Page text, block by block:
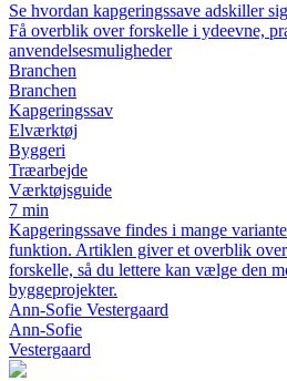
Se hvordan kapgeringssave adskiller
Få overblik over forskelle i ydeevne,
anvendelsesmuligheder
Branchen
Branchen
Kapgeringssav
Elværktøj
Byggeri
Træarbejde
Værktøjsguide
7 min
Kapgeringssave findes i mange
funktion. Artiklen giver et overblik
forskelle, så du lettere kan vælge den
byggeprojekter.
Ann-Sofie Vestergaard
Ann-Sofie
Vestergaard